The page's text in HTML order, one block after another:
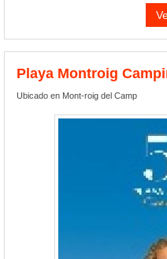
Playa Montroig
Ubicado en Mont-roig del Camp